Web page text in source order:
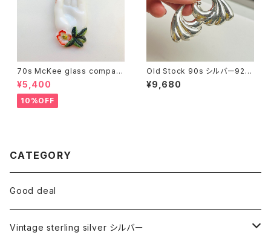
70s McKee glass compan
y ハンドペイントハンド小皿
（赤）
¥5,400
10%OFF
Old Stock 90s シルバー925
シェルピアス
¥9,680
CATEGORY
Good deal
Vintage sterling silver シルバー